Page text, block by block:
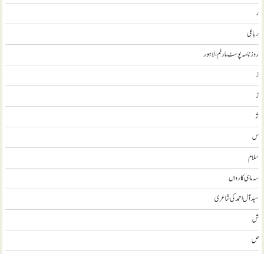
ر
رباعی
روزنامہ پوسٹ مارٹم، لاہور
ز
ڑ
ژ
س
سلام
سہ ماہی کارواں
سيد آل احمد کی شاعری
ش
ص